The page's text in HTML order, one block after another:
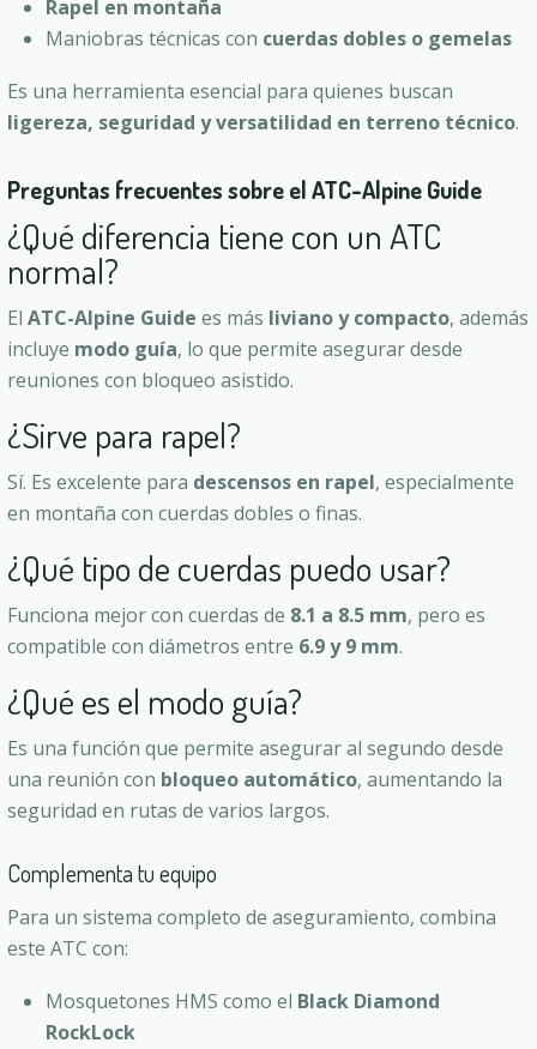
Rapel en montaña
Maniobras técnicas con cuerdas dobles o gemelas
Es una herramienta esencial para quienes buscan
ligereza, seguridad y versatilidad en terreno técnico.
Preguntas frecuentes sobre el ATC-Alpine Guide
¿Qué diferencia tiene con un ATC
normal?
El ATC-Alpine Guide es más liviano y compacto, además
incluye modo guía, lo que permite asegurar desde
reuniones con bloqueo asistido.
¿Sirve para rapel?
Sí. Es excelente para descensos en rapel, especialmente
en montaña con cuerdas dobles o finas.
¿Qué tipo de cuerdas puedo usar?
Funciona mejor con cuerdas de 8.1 a 8.5 mm, pero es
compatible con diámetros entre 6.9 y 9 mm.
¿Qué es el modo guía?
Es una función que permite asegurar al segundo desde
una reunión con bloqueo automático, aumentando la
seguridad en rutas de varios largos.
Complementa tu equipo
Para un sistema completo de aseguramiento, combina
este ATC con:
Mosquetones HMS como el Black Diamond
RockLock